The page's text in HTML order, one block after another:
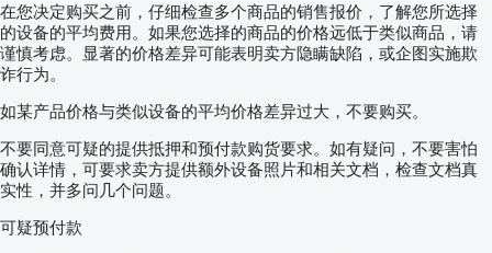
在您决定购买之前，仔细检查多个商品的销售报价，了解您所选择
的设备的平均费用。如果您选择的商品的价格远低于类似商品，请
谨慎考虑。显著的价格差异可能表明卖方隐瞒缺陷，或企图实施欺
诈行为。
如某产品价格与类似设备的平均价格差异过大，不要购买。
不要同意可疑的提供抵押和预付款购货要求。如有疑问，不要害怕
确认详情，可要求卖方提供额外设备照片和相关文档，检查文档真
实性，并多问几个问题。
可疑预付款